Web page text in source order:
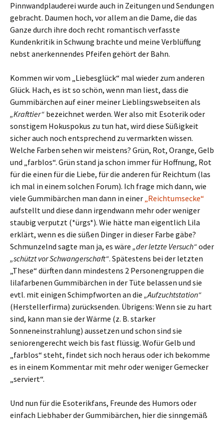
Pinnwandplauderei wurde auch in Zeitungen und Sendungen
gebracht. Daumen hoch, vor allem an die Dame, die das
Ganze durch ihre doch recht romantisch verfasste
Kundenkritik in Schwung brachte und meine Verblüffung
nebst anerkennendes Pfeifen gehört der Bahn.
Kommen wir vom „Liebesglück“ mal wieder zum anderen
Glück. Hach, es ist so schön, wenn man liest, dass die
Gummibärchen auf einer meiner Lieblingswebseiten als
„Krafttier“ bezeichnet werden. Wer also mit Esoterik oder
sonstigem Hokuspokus zu tun hat, wird diese Süßigkeit
sicher auch noch entsprechend zu vermarkten wissen.
Welche Farben sehen wir meistens? Grün, Rot, Orange, Gelb
und „farblos“. Grün stand ja schon immer für Hoffnung, Rot
für die einen für die Liebe, für die anderen für Reichtum (las
ich mal in einem solchen Forum). Ich frage mich dann, wie
viele Gummibärchen man dann in einer „Reichtumsecke“
aufstellt und diese dann irgendwann mehr oder weniger
staubig verputzt (*ürgs*). Wie hätte man eigentlich Lila
erklärt, wenn es die süßen Dinger in dieser Farbe gäbe?
Schmunzelnd sagte man ja, es wäre „der letzte Versuch“oder
„schützt vor Schwangerschaft“. Spätestens bei der letzten
„These“ dürften dann mindestens 2 Personengruppen die
lilafarbenen Gummibärchen in der Tüte belassen und sie
evtl. mit einigen Schimpfworten an die „Aufzuchtstation“
(Herstellerfirma) zurücksenden. Übrigens: Wenn sie zu hart
sind, kann man sie der Wärme (z. B. starker
Sonneneinstrahlung) aussetzen und schon sind sie
seniorengerecht weich bis fast flüssig. Wofür Gelb und
„farblos“ steht, findet sich noch heraus oder ich bekomme
es in einem Kommentar mit mehr oder weniger Gemecker
„serviert“.
Und nun für die Esoterikfans, Freunde des Humors oder
einfach Liebhaber der Gummibärchen, hier die sinngemäß